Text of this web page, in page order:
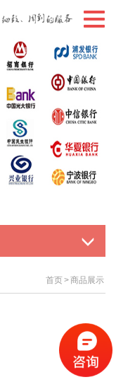
切
导
首页>商品展示